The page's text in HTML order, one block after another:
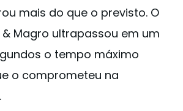
mais do que o previsto. O
Magro ultrapassou em um
o tempo máximo
o comprometeu na